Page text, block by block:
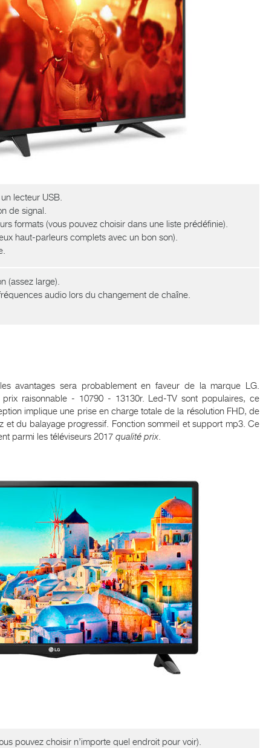
lecteur USB.
de signal.
formats (vous pouvez choisir dans une liste prédéfinie).
haut-parleurs complets avec un bon son).
(assez large).
audio lors du changement de chaîne.
avantages sera probablement en faveur de la marque LG.
raisonnable - 10790 - 13130r. Led-TV sont populaires, ce
implique une prise en charge totale de la résolution FHD, de
et du balayage progressif. Fonction sommeil et support mp3. Ce
parmi les téléviseurs 2017 qualité prix.
pouvez choisir n’importe quel endroit pour voir).